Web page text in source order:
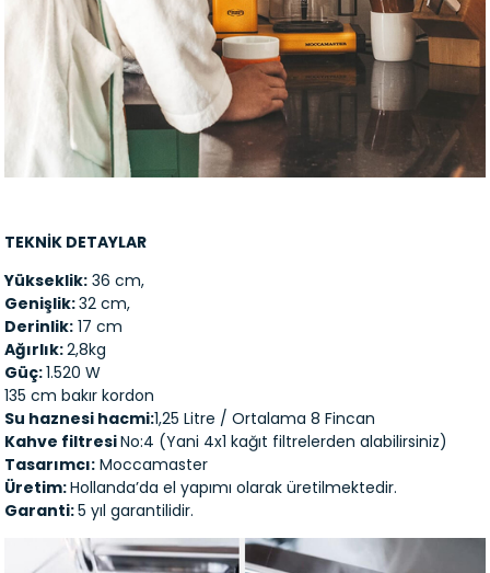
TEKNİK DETAYLAR
Yükseklik: 36 cm,
Genişlik:32 cm,
Derinlik: 17 cm
Ağırlık:2,8kg
Güç:1.520 W
135 cm bakır kordon
Su haznesi hacmi:1,25 Litre / Ortalama 8 Fincan
Kahve filtresiNo:4 (Yani 4x1 kağıt filtrelerden alabilirsiniz)
Tasarımcı: Moccamaster
Üretim:Hollanda’da el yapımı olarak üretilmektedir.
Garanti:5 yıl garantilidir.